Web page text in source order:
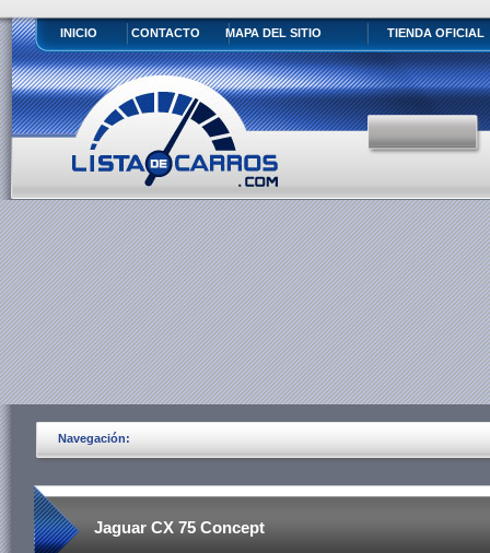
INICIO CONTACTO MAPA DEL SITIO TIENDA OFICIAL
Navegación:
Jaguar CX 75 Concept